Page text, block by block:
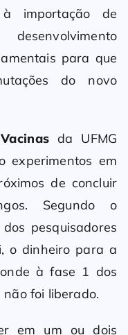
importação de
para que
do novo
Vacinas da UFMG
experimentos em
de concluir
Segundo o
pesquisadores
o dinheiro para a
à fase 1 dos
foi liberado.
em um ou dois